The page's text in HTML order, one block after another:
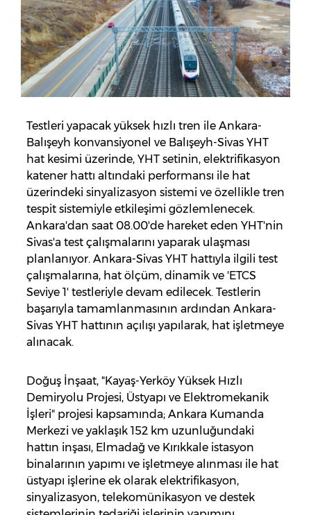
Testleri yapacak yüksek hızlı tren ile Ankara-
Balışeyh konvansiyonel ve Balışeyh-Sivas YHT
hat kesimi üzerinde, YHT setinin, elektrifikasyon
katener hattı altındaki performansı ile hat
üzerindeki sinyalizasyon sistemi ve özellikle tren
tespit sistemiyle etkileşimi gözlemlenecek.
Ankara'dan saat 08.00'de hareket eden YHT'nin
Sivas'a test çalışmalarını yaparak ulaşması
planlanıyor. Ankara-Sivas YHT hattıyla ilgili test
çalışmalarına, hat ölçüm, dinamik ve 'ETCS
Seviye 1' testleriyle devam edilecek. Testlerin
başarıyla tamamlanmasının ardından Ankara-
Sivas YHT hattının açılışı yapılarak, hat işletmeye
alınacak.
Doğuş İnşaat, "Kayaş-Yerköy Yüksek Hızlı
Demiryolu Projesi, Üstyapı ve Elektromekanik
İşleri" projesi kapsamında; Ankara Kumanda
Merkezi ve yaklaşık 152 km uzunluğundaki
hattın inşası, Elmadağ ve Kırıkkale istasyon
binalarının yapımı ve işletmeye alınması ile hat
üstyapı işlerine ek olarak elektrifikasyon,
sinyalizasyon, telekomünikasyon ve destek